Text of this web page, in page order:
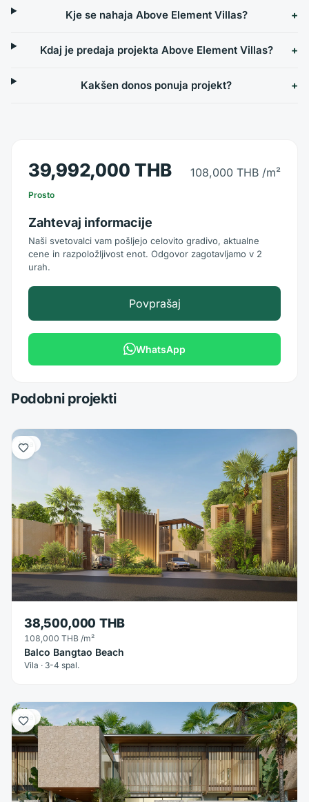
Kje se nahaja Above Element Villas?
Kdaj je predaja projekta Above Element Villas?
Kakšen donos ponuja projekt?
39,992,000 THB 108,000 THB /m²
Prosto
Zahtevaj informacije
Naši svetovalci vam pošljejo celovito gradivo, aktualne
cene in razpoložljivost enot. Odgovor zagotavljamo v 2
urah.
Povprašaj
WhatsApp
Podobni projekti
Vila
38,500,000 THB
108,000 THB /m²
Balco Bangtao Beach
Vila · 3-4 spal.
Vila